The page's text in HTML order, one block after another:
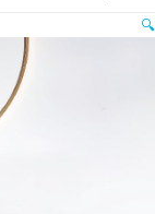
🔍